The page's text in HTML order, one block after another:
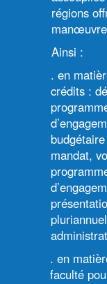
régions
Ainsi :
. en
crédits :
mandat,
. en
faculté